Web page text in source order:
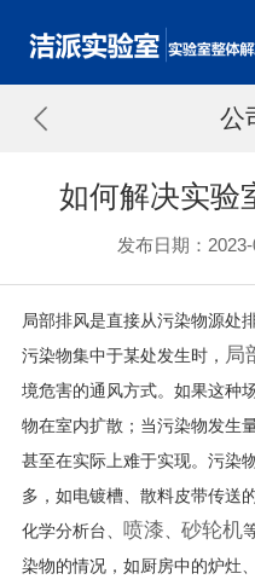
公
如何解决实验
发布日期：
局部排风是直接从污染物源处
污染物集中于某处发生时， 局
境危害的通风方式。如果这种
物在室内扩散；当污染物发生
甚至在实际上难于实现。污染
多，如电镀槽、散料皮带传送
化学分析台、 喷漆、 砂轮机
染物的情况，如厨房中的炉灶